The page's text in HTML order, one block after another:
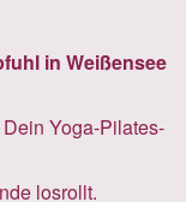
in Weißensee
Yoga-Pilates-
losrollt.